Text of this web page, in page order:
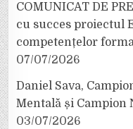
COMUNICAT DE
cu succes proiectul
competențelor
07/07/2026
Daniel Sava,
Mentală și Campion
03/07/2026